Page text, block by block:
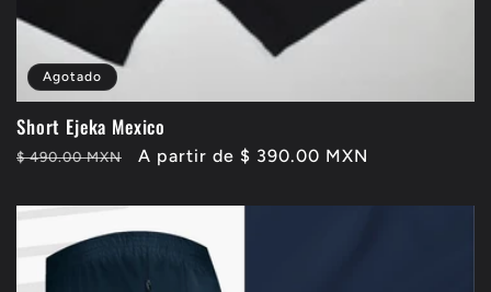
Agotado
Short Ejeka Mexico
Precio
$ 490.00 MXN
Precio
oferta
A partir de $ 390.00 MXN